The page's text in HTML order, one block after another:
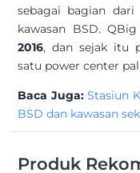
sebagai bagian
kawasan BSD.
2016, dan sejak itu
satu power center
Baca Juga: Stasiun
BSD dan kawasan
Produk